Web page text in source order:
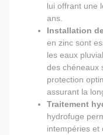
lui offrant une
ans.
Installation
en zinc sont
les eaux
des chéneaux
protection
assurant la
Traitement
hydrofuge
intempéries et